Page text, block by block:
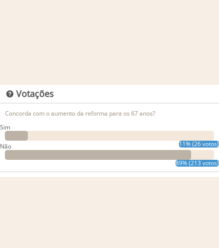
Votações
Concorda com o aumento da reforma para os 67 anos?
Sim
11% (26 votos)
Não
89% (213 votos)